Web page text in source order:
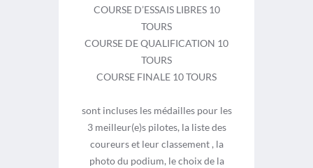
COURSE D’ESSAIS LIBRES 10
TOURS
COURSE DE QUALIFICATION 10
TOURS
COURSE FINALE 10 TOURS
sont incluses les médailles pour les
3 meilleur(e)s pilotes, la liste des
coureurs et leur classement , la
photo du podium, le choix de la